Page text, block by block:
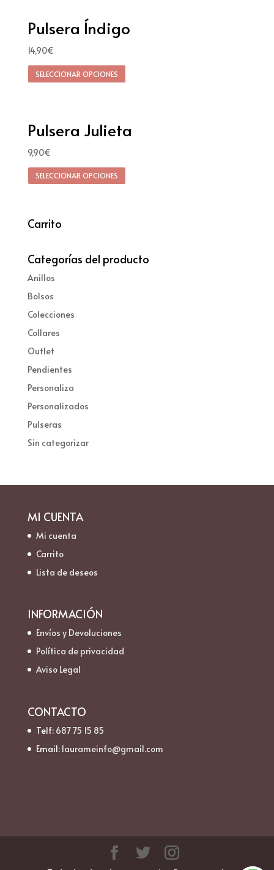
Pulsera Índigo
14,90€
SELECCIONAR OPCIONES
Pulsera Julieta
9,90€
SELECCIONAR OPCIONES
Carrito
Categorías del producto
Anillos
Bolsos
Colecciones
Collares
Outlet
Pendientes
Personaliza
Personalizados
Pulseras
Sin categorizar
MI CUENTA
Mi cuenta
Carrito
Lista de deseos
INFORMACIÓN
Envíos y Devoluciones
Política de privacidad
Aviso Legal
CONTACTO
Telf: 687 75 15 85
Email: laurameinfo@gmail.com